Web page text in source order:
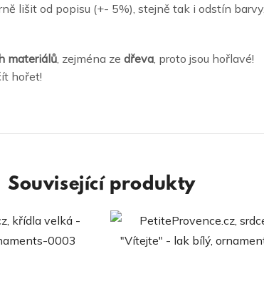
lišit od popisu (+- 5%), stejně tak i odstín barvy,
materiálů , zejména ze dřeva , proto jsou hořlavé!
hořet!
Související produkty